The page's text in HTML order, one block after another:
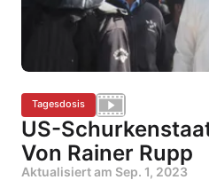
Tagesdosis
US-
Von Rainer Rupp
Aktualisiert am Sep. 1, 2023